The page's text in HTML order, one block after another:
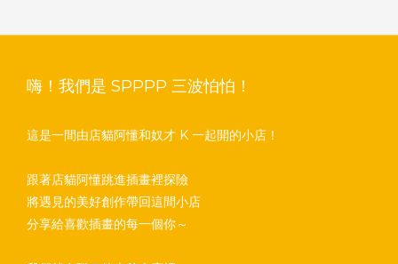
嗨！我們是 SPPPP 三波怕怕！
這是一間由店貓阿懂和奴才 K 一起開的小店！
跟著店貓阿懂跳進插畫裡探險
將遇見的美好創作帶回這間小店
分享給喜歡插畫的每一個你～